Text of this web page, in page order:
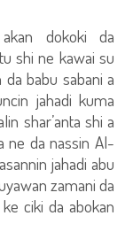
dokoki da
shi ne kawai su
da babu sabani a
jahadi kuma
shar’anta shi a
ne da nassin Al-
jahadi abu
zamani da
ciki da abokan